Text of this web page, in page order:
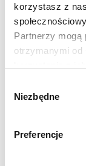
korzystasz z
Partnerzy mogą
otrzymanymi od
zgody
Niezbędne
Preferencje